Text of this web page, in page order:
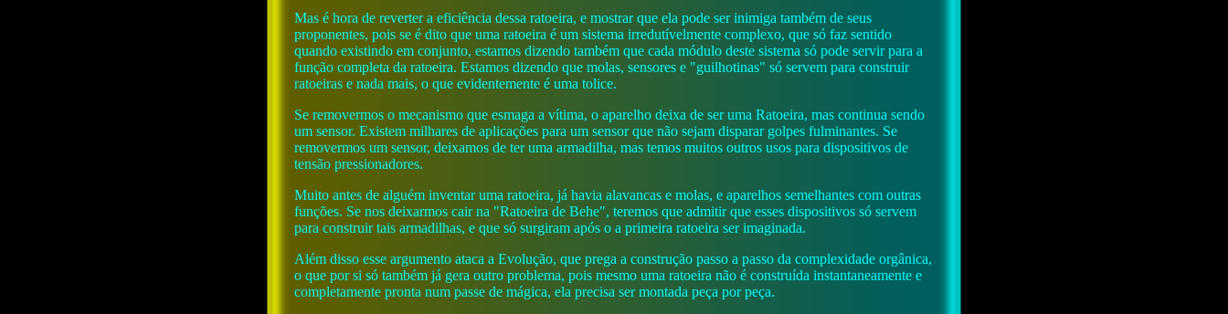
Mas é hora de reverter a eficiência dessa ratoeira, e mostrar que ela pode ser inimiga também de seus
proponentes, pois se é dito que uma ratoeira é um sistema irredutívelmente complexo, que só faz sentido
quando existindo em conjunto, estamos dizendo também que cada módulo deste sistema só pode servir para a
função completa da ratoeira. Estamos dizendo que molas, sensores e "guilhotinas" só servem para construir
ratoeiras e nada mais, o que evidentemente é uma tolice.
Se removermos o mecanismo que esmaga a vítima, o aparelho deixa de ser uma Ratoeira, mas continua sendo
um sensor. Existem milhares de aplicações para um sensor que não sejam disparar golpes fulminantes. Se
removermos um sensor, deixamos de ter uma armadilha, mas temos muitos outros usos para dispositivos de
tensão pressionadores.
Muito antes de alguém inventar uma ratoeira, já havia alavancas e molas, e aparelhos semelhantes com outras
funções. Se nos deixarmos cair na "Ratoeira de Behe", teremos que admitir que esses dispositivos só servem
para construir tais armadilhas, e que só surgiram após o a primeira ratoeira ser imaginada.
Além disso esse argumento ataca a Evolução, que prega a construção passo a passo da complexidade orgânica,
o que por si só também já gera outro problema, pois mesmo uma ratoeira não é construída instantaneamente e
completamente pronta num passe de mágica, ela precisa ser montada peça por peça.